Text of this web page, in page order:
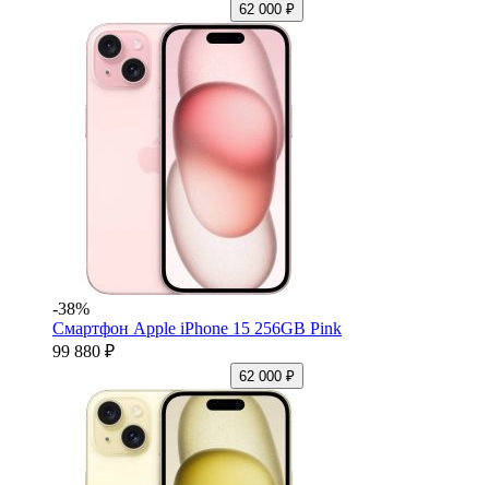
62 000 ₽
-38%
Смартфон Apple iPhone 15 256GB Pink
99 880 ₽
62 000 ₽